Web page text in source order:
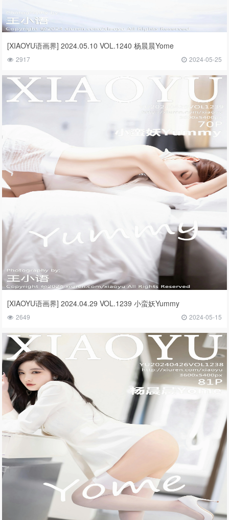
[XIAOYU语画界] 2024.05.10 VOL.1240 杨晨晨Yome
2917 2024-05-25
[XIAOYU语画界] 2024.04.29 VOL.1239 小蛮妖Yummy
2649 2024-05-15